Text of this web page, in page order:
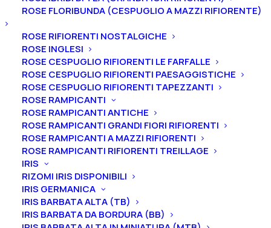
ROSE FLORIBUNDA (CESPUGLIO A MAZZI RIFIORENTE)
ROSE RIFIORENTI NOSTALGICHE
ROSE INGLESI
ROSE CESPUGLIO RIFIORENTI LE FARFALLE
ROSE CESPUGLIO RIFIORENTI PAESAGGISTICHE
ROSE CESPUGLIO RIFIORENTI TAPEZZANTI
ROSE RAMPICANTI
ROSE RAMPICANTI ANTICHE
ROSE RAMPICANTI GRANDI FIORI RIFIORENTI
ROSE RAMPICANTI A MAZZI RIFIORENTI
ROSE RAMPICANTI RIFIORENTI TREILLAGE
IRIS
RIZOMI IRIS DISPONIBILI
IRIS GERMANICA
IRIS BARBATA ALTA (TB)
IRIS BARBATA DA BORDURA (BB)
Home Peonie
Peonie lactiflora
Peonia lactiflora “Highlight”
Peonia lactiflora
“Highlight”